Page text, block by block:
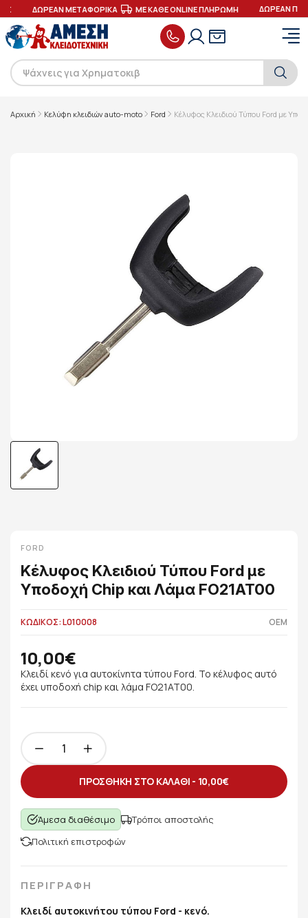
ΔΩΡΕΑΝ ΜΕΤΑΦΟΡΙΚΑ ΜΕ ΚΑΘΕ ONLINE ΠΛΗΡΩΜΗ ΔΩΡΕΑΝ
Αρχική Κελύφη κλειδιών auto-moto Ford Κέλυφος Κλειδιού Τύπου Ford με
FORD
Κέλυφος Κλειδιού Τύπου Ford με
Υποδοχή Chip και Λάμα FO21AT00
ΚΩΔΙΚΟΣ: L010008 OEM
10,00€
Κλειδί κενό για αυτοκίνητα τύπου Ford. Το κέλυφος αυτό
έχει υποδοχή chip και λάμα FO21AT00.
ΠΡΟΣΘΗΚΗ ΣΤΟ ΚΑΛΑΘΙ - 10,00€
Άμεσα διαθέσιμο
Τρόποι αποστολής
Πολιτική επιστροφών
ΠΕΡΙΓΡΑΦΗ
Κλειδί αυτοκινήτου τύπου Ford - κενό.